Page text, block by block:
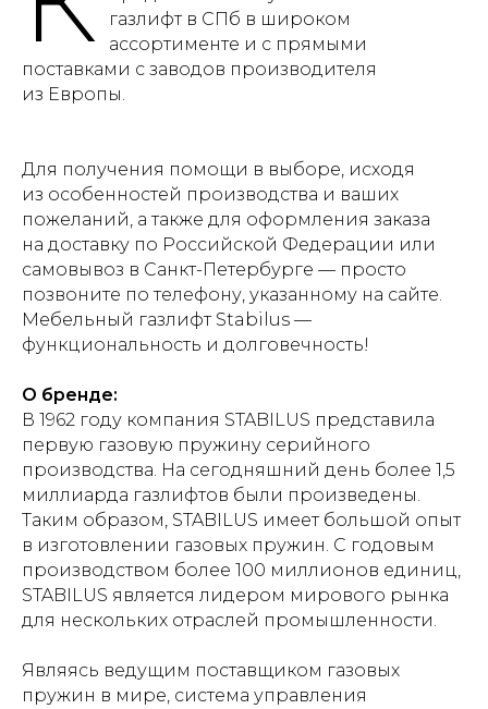
газлифт в СПб в широком
ассортименте и с прямыми
поставками с заводов производителя
из Европы.
Для получения помощи в выборе, исходя
из особенностей производства и ваших
пожеланий, а также для оформления заказа
на доставку по Российской Федерации или
самовывоз в Санкт-Петербурге — просто
позвоните по телефону, указанному на сайте.
Мебельный газлифт Stabilus —
функциональность и долговечность!
О бренде:
В 1962 году компания STABILUS представила
первую газовую пружину серийного
производства. На сегодняшний день более 1,5
миллиарда газлифтов были произведены.
Таким образом, STABILUS имеет большой опыт
в изготовлении газовых пружин. С годовым
производством более 100 миллионов единиц,
STABILUS является лидером мирового рынка
для нескольких отраслей промышленности.
Являясь ведущим поставщиком газовых
пружин в мире, система управления